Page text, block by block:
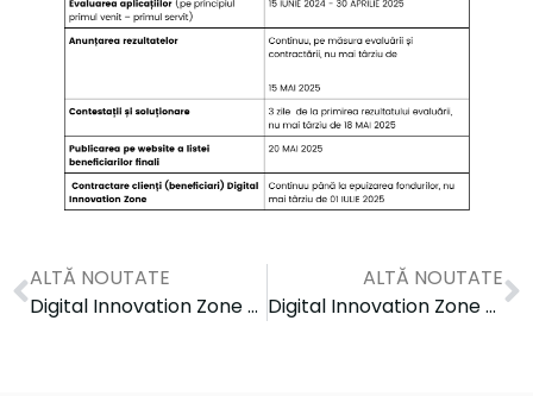
ALTĂ NOUTATE
Digital Innovation Zone sărbătorește 5 ani de activitate: Reflecții și direcții de viitor
ALTĂ NOUTATE
Digital Innovation Zone prezent la EDIH Network Summit 2024